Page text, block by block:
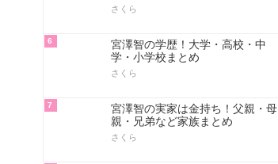
さくら
6
宮澤智の学歴！大学・高校・中
学・小学校まとめ
さくら
7
宮澤智の実家は金持ち！父親・母
親・兄弟など家族まとめ
さくら